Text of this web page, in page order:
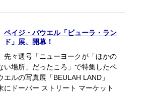
ペイジ・パウエル「ビューラ・ラン
ド」展、開幕！
先々週号「ニューヨークが「ほかの
い場所」だったころ」で特集したペ
エルの写真展「BEULAH LAND」
にドーバー ストリート マーケット